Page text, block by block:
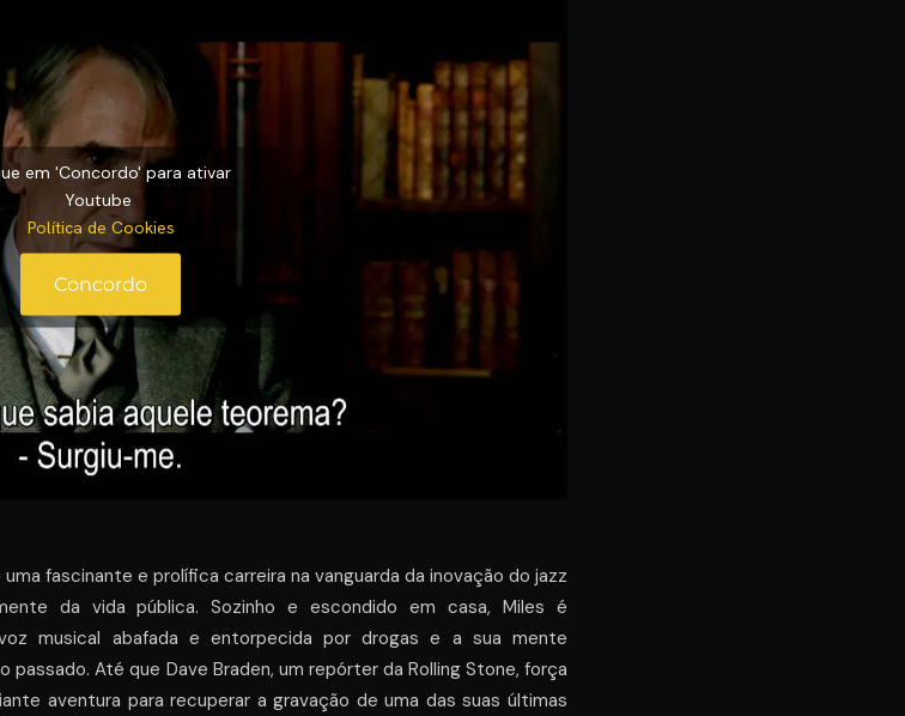
em 'Concordo' para ativar
Youtube
Política de Cookies
Concordo
fascinante e prolífica carreira na vanguarda da inovação do jazz
da vida pública. Sozinho e escondido em casa, Miles é
musical abafada e entorpecida por drogas e a sua mente
Até que Dave Braden, um repórter da Rolling Stone, força
aventura para recuperar a gravação de uma das suas últimas